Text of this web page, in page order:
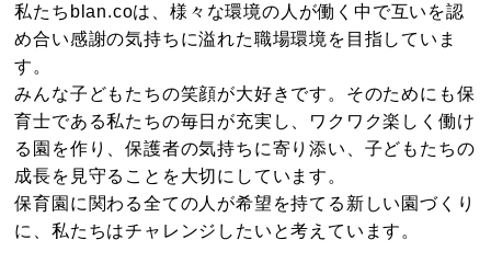
私たちblan.coは、様々な環境の人が働く中で互いを認
め合い感謝の気持ちに溢れた職場環境を目指していま
す。
みんな子どもたちの笑顔が大好きです。そのためにも保
育士である私たちの毎日が充実し、ワクワク楽しく働け
る園を作り、保護者の気持ちに寄り添い、子どもたちの
成長を見守ることを大切にしています。
保育園に関わる全ての人が希望を持てる新しい園づくり
に、私たちはチャレンジしたいと考えています。